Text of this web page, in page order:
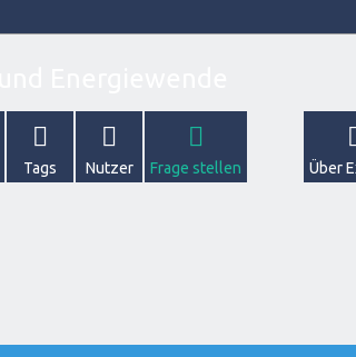
Tags Nutzer Frage stellen Über